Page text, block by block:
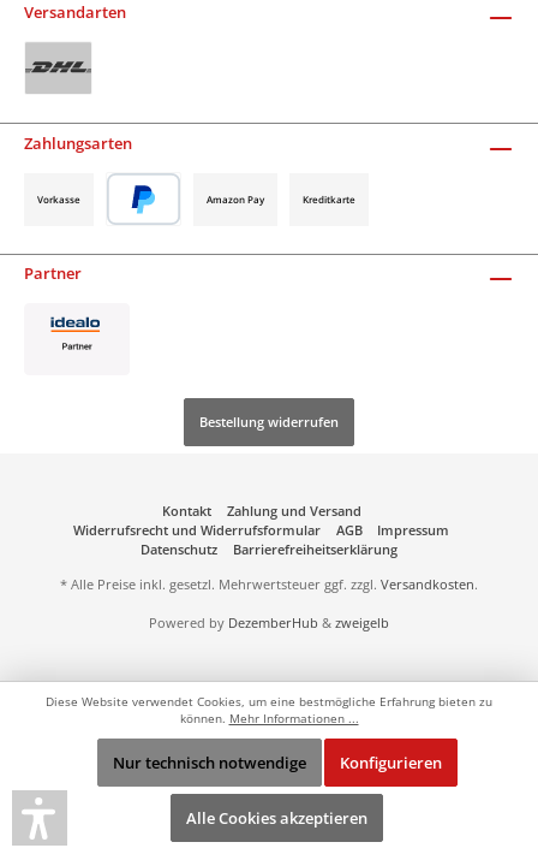
Versandarten
Zahlungsarten
Vorkasse Amazon Pay Kreditkarte
Partner
Bestellung widerrufen
Kontakt
Zahlung und Versand
Widerrufsrecht und Widerrufsformular
AGB
Impressum
Datenschutz
Barrierefreiheitserklärung
* Alle Preise inkl. gesetzl. Mehrwertsteuer ggf. zzgl. Versandkosten.
Powered by DezemberHub & zweigelb
Diese Website verwendet Cookies, um eine bestmögliche Erfahrung bieten zu
können. Mehr Informationen ...
Nur technisch notwendige Konfigurieren
Alle Cookies akzeptieren